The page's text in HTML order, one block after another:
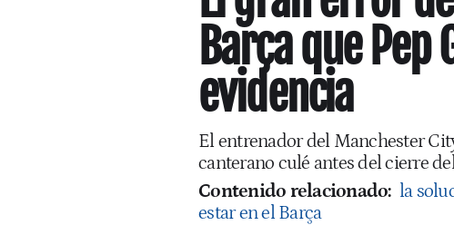
Barça que
evidencia
El entrenador del Manchester
canterano culé antes del cierre
Contenido relacionado: la
estar en el Barça